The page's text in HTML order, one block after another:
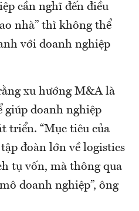
cần nghĩ đến điều
nhà” thì không thể
với doanh nghiệp
xu hướng M&A là
giúp doanh nghiệp
triển. “Mục tiêu của
đoàn lớn về logistics
tụ vốn, mà thông qua
doanh nghiệp”, ông